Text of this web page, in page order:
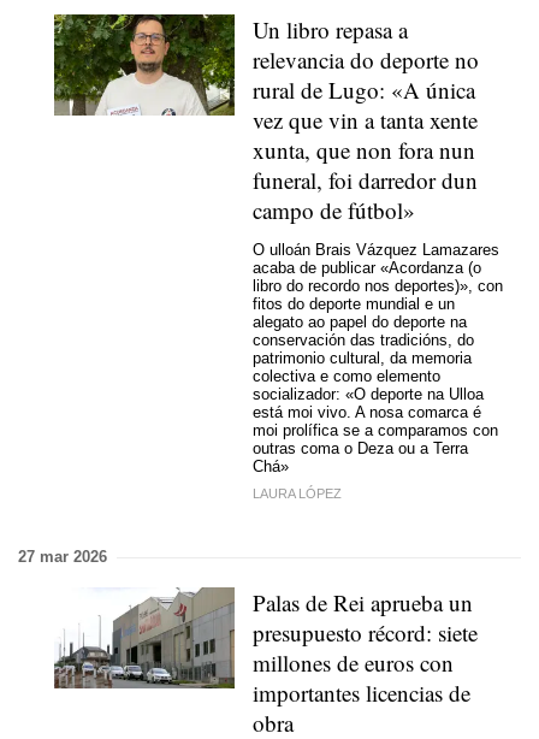
Un libro repasa a
relevancia do deporte no
rural de Lugo: «A única
vez que vin a tanta xente
xunta, que non fora nun
funeral, foi darredor dun
campo de fútbol»
O ulloán Brais Vázquez Lamazares
acaba de publicar «Acordanza (o
libro do recordo nos deportes)», con
fitos do deporte mundial e un
alegato ao papel do deporte na
conservación das tradicións, do
patrimonio cultural, da memoria
colectiva e como elemento
socializador: «O deporte na Ulloa
está moi vivo. A nosa comarca é
moi prolífica se a comparamos con
outras coma o Deza ou a Terra
Chá»
LAURA LÓPEZ
27 mar 2026
Palas de Rei aprueba un
presupuesto récord: siete
millones de euros con
importantes licencias de
obra